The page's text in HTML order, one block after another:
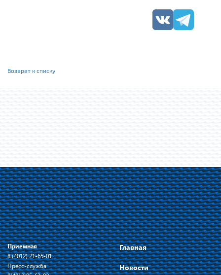
Возврат к списку
Приемная
8 (4012) 21-65-01
Пресс-служба
Главная
Новости